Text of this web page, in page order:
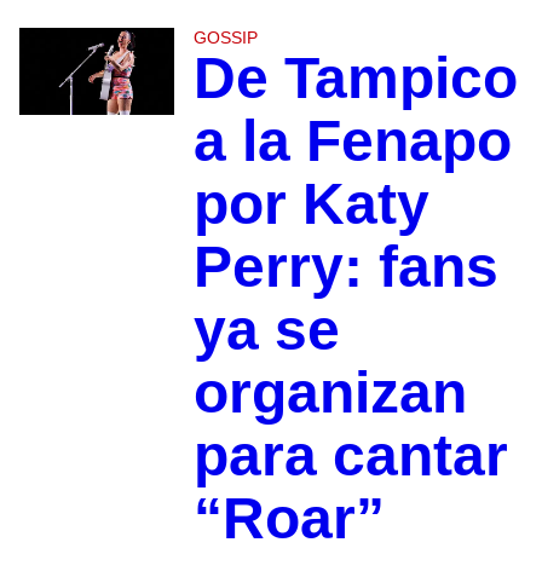
GOSSIP
De Tampico
a la Fenapo
por Katy
Perry: fans
ya se
organizan
para cantar
“Roar”